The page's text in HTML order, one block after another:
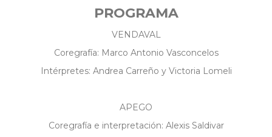
PROGRAMA
VENDAVAL
Coregrafía: Marco Antonio Vasconcelos
Intérpretes: Andrea Carreño y Victoria Lomeli
APEGO
Coregrafía e interpretación: Alexis Saldivar